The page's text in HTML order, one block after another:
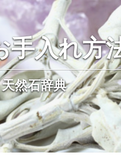
手入れ方
天然石辞典